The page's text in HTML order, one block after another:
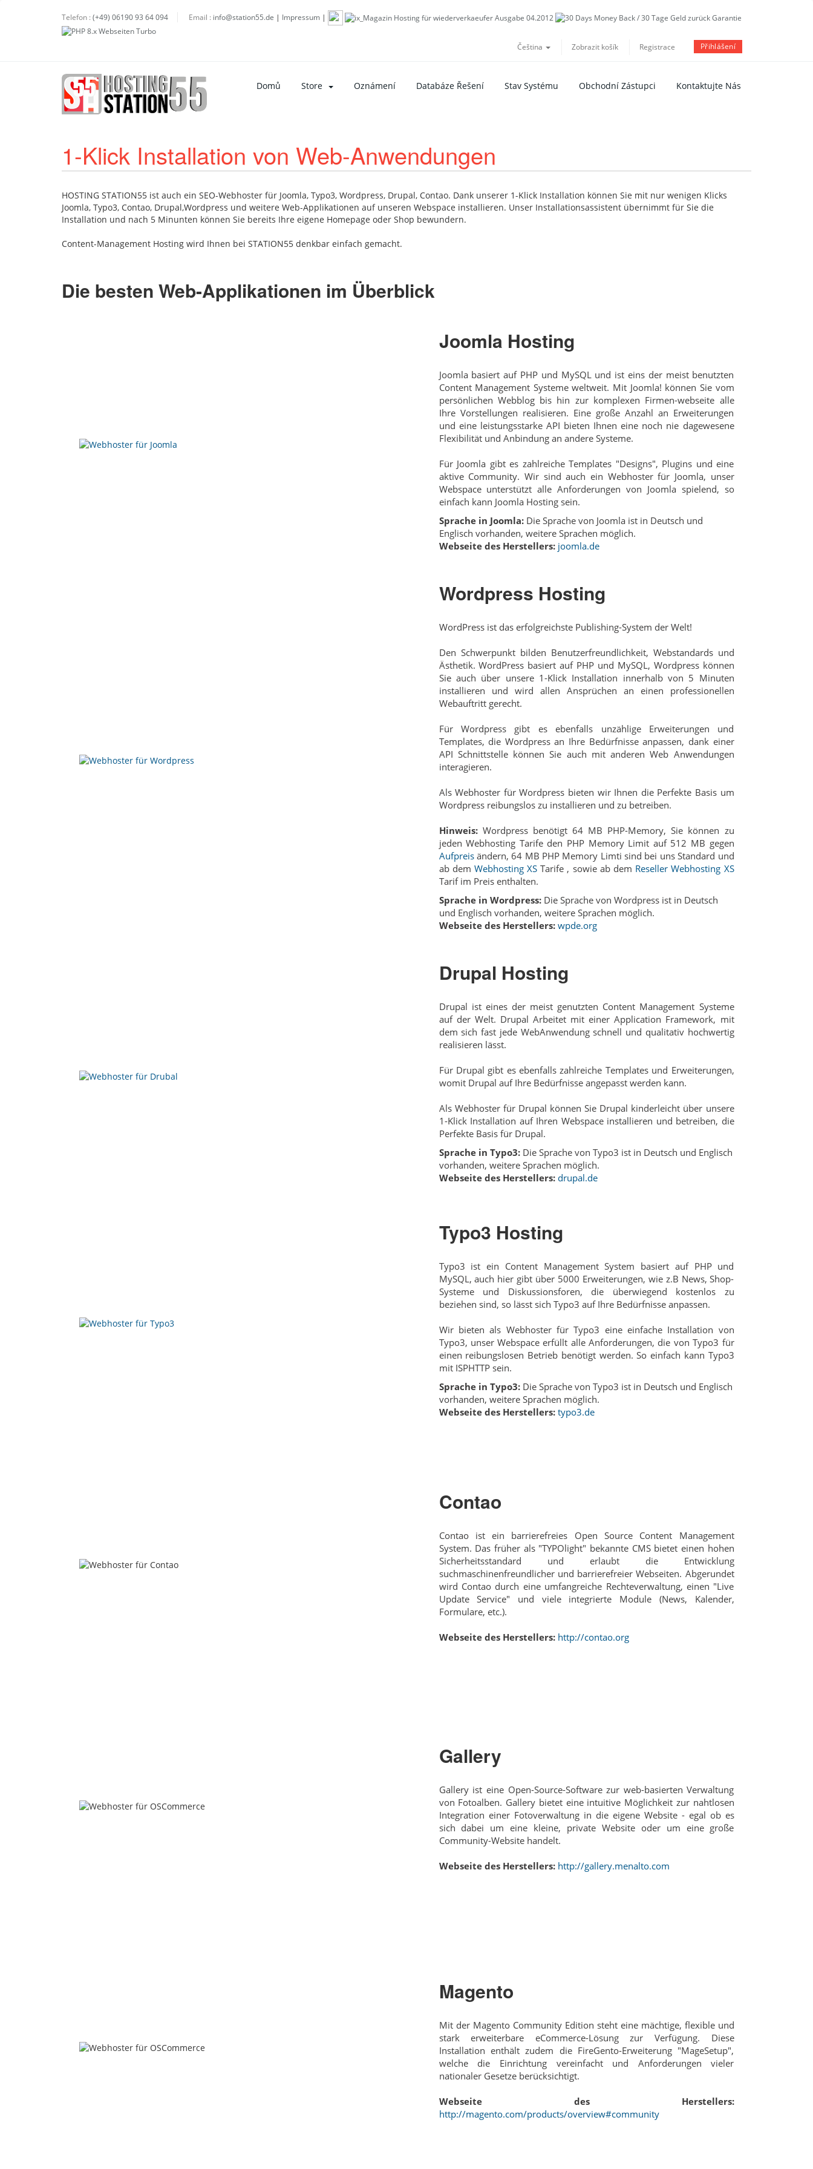
Telefon : (+49) 06190 93 64 094 Email : info@station55.de | Impressum |
Čeština Zobrazit košík Registrace Přihlášení
Domů Store Oznámení Databáze Řešení Stav Systému Obchodní Zástupci Kontaktujte Nás
1-Klick Installation von Web-Anwendungen
HOSTING STATION55 ist auch ein SEO-Webhoster für Joomla, Typo3, Wordpress, Drupal, Contao. Dank unserer 1-Klick Installation können Sie mit nur wenigen Klicks
Joomla, Typo3, Contao, Drupal,Wordpress und weitere Web-Applikationen auf unseren Webspace installieren. Unser Installationsassistent übernimmt für Sie die
Installation und nach 5 Minunten können Sie bereits Ihre eigene Homepage oder Shop bewundern.
Content-Management Hosting wird Ihnen bei STATION55 denkbar einfach gemacht.
Die besten Web-Applikationen im Überblick
Joomla Hosting
Joomla basiert auf PHP und MySQL und ist eins der meist benutzten
Content Management Systeme weltweit. Mit Joomla! können Sie vom
persönlichen Webblog bis hin zur komplexen Firmen-webseite alle
Ihre Vorstellungen realisieren. Eine große Anzahl an Erweiterungen
und eine leistungsstarke API bieten Ihnen eine noch nie dagewesene
Flexibilität und Anbindung an andere Systeme.
Für Joomla gibt es zahlreiche Templates "Designs", Plugins und eine
aktive Community. Wir sind auch ein Webhoster für Joomla, unser
Webspace unterstützt alle Anforderungen von Joomla spielend, so
einfach kann Joomla Hosting sein.
Sprache in Joomla:Die Sprache von Joomla ist in Deutsch und
Englisch vorhanden, weitere Sprachen möglich.
Webseite des Herstellers: joomla.de
Wordpress Hosting
WordPress ist das erfolgreichste Publishing-System der Welt!
Den Schwerpunkt bilden Benutzerfreundlichkeit, Webstandards und
Ästhetik. WordPress basiert auf PHP und MySQL, Wordpress können
Sie auch über unsere 1-Klick Installation innerhalb von 5 Minuten
installieren und wird allen Ansprüchen an einen professionellen
Webauftritt gerecht.
Für Wordpress gibt es ebenfalls unzählige Erweiterungen und
Templates, die Wordpress an Ihre Bedürfnisse anpassen, dank einer
API Schnittstelle können Sie auch mit anderen Web Anwendungen
interagieren.
Als Webhoster für Wordpress bieten wir Ihnen die Perfekte Basis um
Wordpress reibungslos zu installieren und zu betreiben.
Hinweis:Wordpress benötigt 64 MB PHP-Memory, Sie können zu
jeden Webhosting Tarife den PHP Memory Limit auf 512 MB gegen
Aufpreisändern, 64 MB PHP Memory Limti sind bei uns Standard und
ab dem Webhosting XS Tarife , sowie ab dem Reseller Webhosting XS
Tarif im Preis enthalten.
Sprache in Wordpress:Die Sprache von Wordpress ist in Deutsch
und Englisch vorhanden, weitere Sprachen möglich.
Webseite des Herstellers: wpde.org
Drupal Hosting
Drupal ist eines der meist genutzten Content Management Systeme
auf der Welt. Drupal Arbeitet mit einer Application Framework, mit
dem sich fast jede Web­Anwendung schnell und qualitativ hochwertig
realisieren lässt.
Für Drupal gibt es ebenfalls zahlreiche Templates und Erweiterungen,
womit Drupal auf Ihre Bedürfnisse angepasst werden kann.
Als Webhoster für Drupal können Sie Drupal kinderleicht über unsere
1-Klick Installation auf Ihren Webspace installieren und betreiben, die
Perfekte Basis für Drupal.
Sprache in Typo3:Die Sprache von Typo3 ist in Deutsch und Englisch
vorhanden, weitere Sprachen möglich.
Webseite des Herstellers: drupal.de
Typo3 Hosting
Typo3 ist ein Content Management System basiert auf PHP und
MySQL, auch hier gibt über 5000 Erweiterungen, wie z.B News, Shop-
Systeme und Diskussionsforen, die überwiegend kostenlos zu
beziehen sind, so lässt sich Typo3 auf Ihre Bedürfnisse anpassen.
Wir bieten als Webhoster für Typo3 eine einfache Installation von
Typo3, unser Webspace erfüllt alle Anforderungen, die von Typo3 für
einen reibungslosen Betrieb benötigt werden. So einfach kann Typo3
mit ISPHTTP sein.
Sprache in Typo3:Die Sprache von Typo3 ist in Deutsch und Englisch
vorhanden, weitere Sprachen möglich.
Webseite des Herstellers: typo3.de
Contao
Contao ist ein barrierefreies Open Source Content Management
System. Das früher als "TYPOlight" bekannte CMS bietet einen hohen
Sicherheitsstandard und erlaubt die Entwicklung
suchmaschinenfreundlicher und barrierefreier Webseiten. Abgerundet
wird Contao durch eine umfangreiche Rechteverwaltung, einen "Live
Update Service" und viele integrierte Module (News, Kalender,
Formulare, etc.).
Webseite des Herstellers: http://contao.org
Gallery
Gallery ist eine Open-Source-Software zur web-basierten Verwaltung
von Fotoalben. Gallery bietet eine intuitive Möglichkeit zur nahtlosen
Integration einer Fotoverwaltung in die eigene Website - egal ob es
sich dabei um eine kleine, private Website oder um eine große
Community-Website handelt.
Webseite des Herstellers: http://gallery.menalto.com
Magento
Mit der Magento Community Edition steht eine mächtige, flexible und
stark erweiterbare eCommerce-Lösung zur Verfügung. Diese
Installation enthält zudem die FireGento-Erweiterung "MageSetup",
welche die Einrichtung vereinfacht und Anforderungen vieler
nationaler Gesetze berücksichtigt.
Webseite des Herstellers:
http://magento.com/products/overview#community